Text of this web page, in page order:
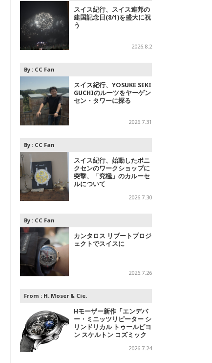
スイス紀行、スイス連邦の
建国記念日(8/1)を盛大に祝
う
2026.8.2
By : CC Fan
スイス紀行、YOSUKE SEKI
GUCHIのルーツをヤーゲン
セン・タワーに探る
2026.7.31
By : CC Fan
スイス紀行、始動したボニ
クセンのワークショップに
突撃、「究極」のカルーセ
ルについて
2026.7.30
By : CC Fan
カンタロス リブートプロジ
ェクトでスイスに
2026.7.26
From : H. Moser & Cie.
Hモーザー新作「エンデバ
ー・ミニッツリピーター シ
リンドリカル トゥールビヨ
ン スケルトン コズミック
2026.7.24